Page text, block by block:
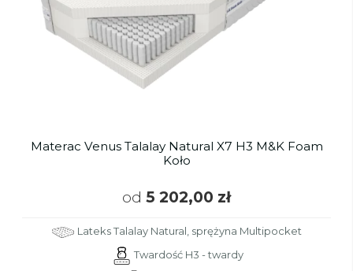
Materac Venus Talalay Natural X7 H3 M&K Foam
Koło
od 5 202,00 zł
Lateks Talalay Natural, sprężyna Multipocket
Twardość H3 - twardy